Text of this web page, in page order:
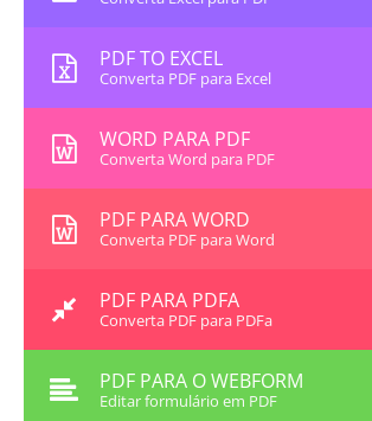
PDF TO EXCEL
Converta PDF para Excel
WORD PARA PDF
Converta Word para PDF
PDF PARA WORD
Converta PDF para Word
PDF PARA PDFA
Converta PDF para PDFa
PDF PARA O WEBFORM
Editar formulário em PDF